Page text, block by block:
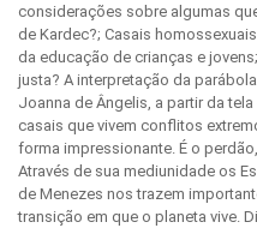
considerações sobre algumas
de Kardec?; Casais
da educação de crianças e
justa? A interpretação da
Joanna de Ângelis, a partir da
casais que vivem conflitos
forma impressionante. É o
Através de sua mediunidade os
de Menezes nos trazem
transição em que o planeta vive.